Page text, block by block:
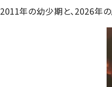
2011年の幼少期と、2026年